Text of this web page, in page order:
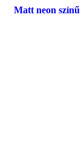
Matt neon